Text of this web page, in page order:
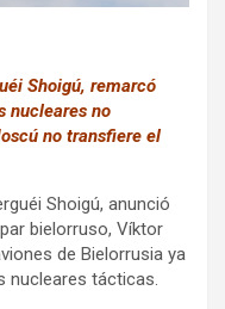
Shoigú, remarcó
nucleares no
no transfiere el
Shoigú, anunció
bielorruso, Víktor
de Bielorrusia ya
nucleares tácticas.